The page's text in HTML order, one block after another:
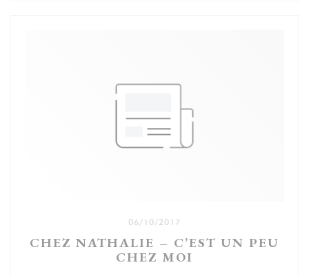
06/10/2017
CHEZ NATHALIE – C’EST UN PEU
CHEZ MOI